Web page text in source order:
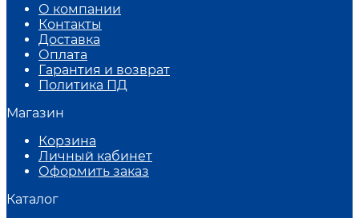
О компании
Контакты
Доставка
Оплата
Гарантия и возврат
Политика ПД
Магазин
Корзина
Личный кабинет
Оформить заказ
Каталог